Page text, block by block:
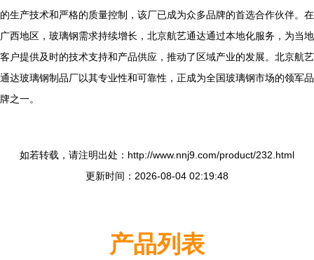
的生产技术和严格的质量控制，该厂已成为众多品牌的首选合作伙伴。在
广西地区，玻璃钢需求持续增长，北京航艺通达通过本地化服务，为当地
客户提供及时的技术支持和产品供应，推动了区域产业的发展。北京航艺
通达玻璃钢制品厂以其专业性和可靠性，正成为全国玻璃钢市场的领军品
牌之一。
如若转载，请注明出处：http://www.nnj9.com/product/232.html
更新时间：2026-08-04 02:19:48
产品列表